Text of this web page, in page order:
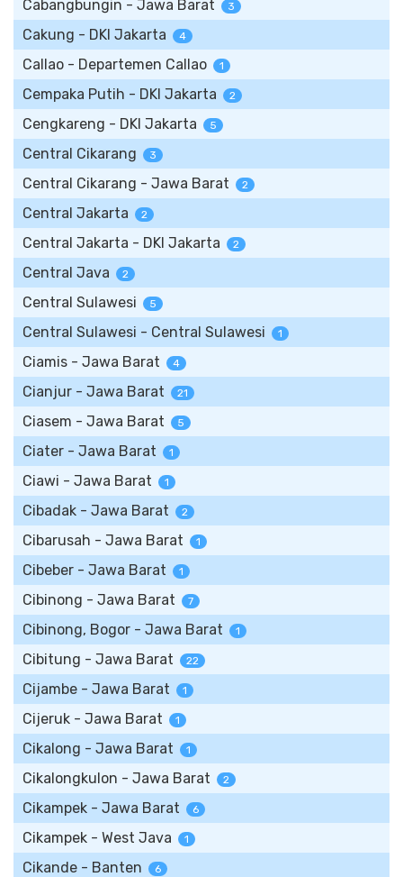
Cabangbungin - Jawa Barat 3
Cakung - DKI Jakarta 4
Callao - Departemen Callao 1
Cempaka Putih - DKI Jakarta 2
Cengkareng - DKI Jakarta 5
Central Cikarang 3
Central Cikarang - Jawa Barat 2
Central Jakarta 2
Central Jakarta - DKI Jakarta 2
Central Java 2
Central Sulawesi 5
Central Sulawesi - Central Sulawesi 1
Ciamis - Jawa Barat 4
Cianjur - Jawa Barat 21
Ciasem - Jawa Barat 5
Ciater - Jawa Barat 1
Ciawi - Jawa Barat 1
Cibadak - Jawa Barat 2
Cibarusah - Jawa Barat 1
Cibeber - Jawa Barat 1
Cibinong - Jawa Barat 7
Cibinong, Bogor - Jawa Barat 1
Cibitung - Jawa Barat 22
Cijambe - Jawa Barat 1
Cijeruk - Jawa Barat 1
Cikalong - Jawa Barat 1
Cikalongkulon - Jawa Barat 2
Cikampek - Jawa Barat 6
Cikampek - West Java 1
Cikande - Banten 6